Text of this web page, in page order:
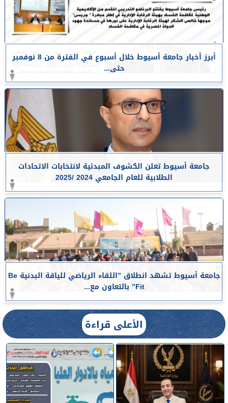
أبرز أخبار جامعة أسيوط خلال أسبوع في الفترة من 8 نوفمبر
حتى...
جامعة أسيوط تعلن الكشوف المبدئية لانتخابات الاتحادات
الطلابية للعام الجامعي 2024 /2025
جامعة أسيوط تشهد انطلاق ”اللقاء الرياضي للياقة البدنية Be
Fit” بالتعاون مع...
الأعلى قراءة